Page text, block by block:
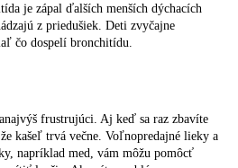
je zápal ďalších menších dýchacích
z priedušiek. Deti zvyčajne
čo dospelí bronchitídu.
frustrujúci. Aj keď sa raz zbavíte
kašeľ trvá večne. Voľnopredajné lieky a
napríklad med, vám môžu pomôcť